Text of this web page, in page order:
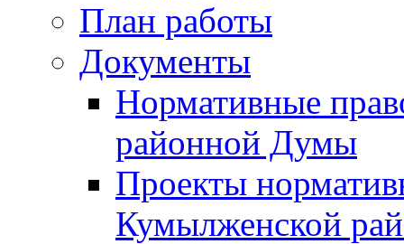
План работы
Документы
Нормативные
районной Думы
Проекты
Кумылженской